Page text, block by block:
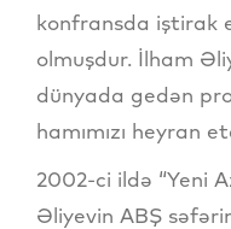
konfransda iştirak
olmuşdur. İlham
dünyada gedən
hamımızı heyran
2002-ci ildə “Yeni
Əliyevin ABŞ